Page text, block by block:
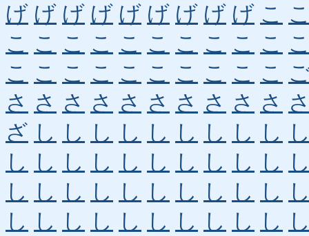
げ げ げ げ げ げ げ げ げ こ
こ こ こ こ こ こ こ こ こ こ
こ こ こ こ こ こ こ こ こ こ
さ さ さ さ さ さ さ さ さ さ
ざ し し し し し し し し し
し し し し し し し し し し
し し し し し し し し し し
し し し し し し し し し し